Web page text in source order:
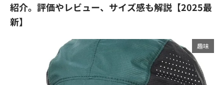
紹介。評価やレビュー、サイズ感も解説【2025最
新】
趣味